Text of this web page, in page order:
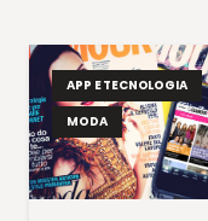
APP E TECNOLOGIA
MODA